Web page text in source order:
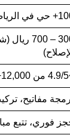
الرياض/جدة
300 – 700
مفاتيح،
فوري، تتبع